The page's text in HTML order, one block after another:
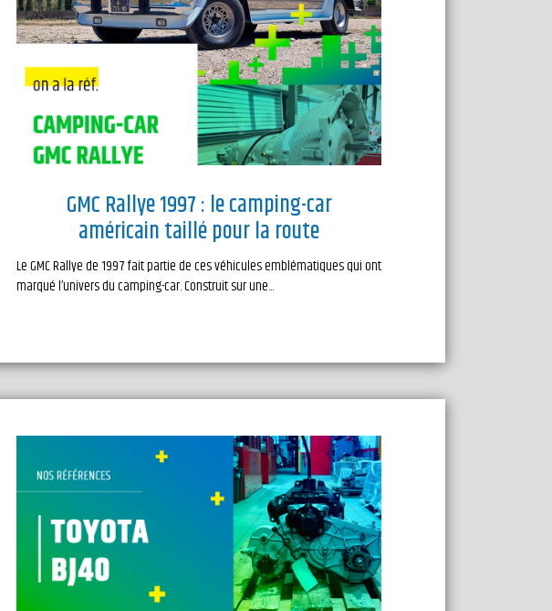
GMC Rallye 1997 : le camping-car
américain taillé pour la route
Le GMC Rallye de 1997 fait partie de ces véhicules emblématiques qui ont
marqué l’univers du camping-car. Construit sur une...